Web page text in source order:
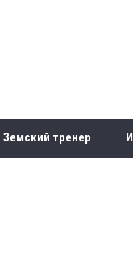
Земский тренер